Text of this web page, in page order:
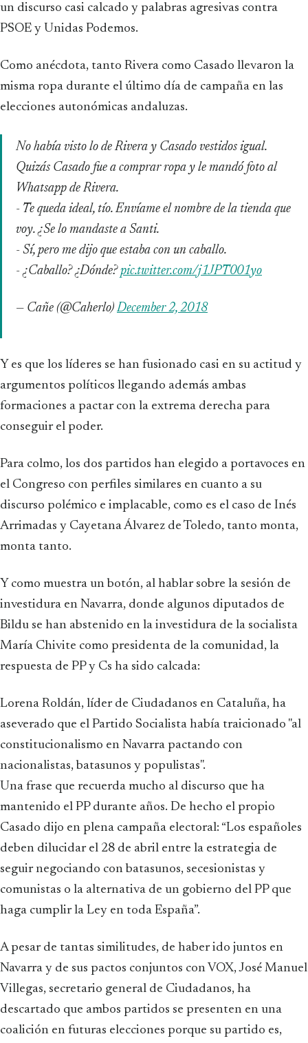
un discurso casi calcado y palabras agresivas contra
PSOE y Unidas Podemos.
Como anécdota, tanto Rivera como Casado llevaron la
misma ropa durante el último día de campaña en las
elecciones autonómicas andaluzas.
No había visto lo de Rivera y Casado vestidos igual.
Quizás Casado fue a comprar ropa y le mandó foto al
Whatsapp de Rivera.
- Te queda ideal, tío. Envíame el nombre de la tienda que
voy. ¿Se lo mandaste a Santi.
- Sí, pero me dijo que estaba con un caballo.
- ¿Caballo? ¿Dónde?pic.twitter.com/j1JPT001yo
— Cañe (@Caherlo)December 2, 2018
Y es que los líderes se han fusionado casi en su actitud y
argumentos políticos llegando además ambas
formaciones a pactar con la extrema derecha para
conseguir el poder.
Para colmo, los dos partidos han elegido a portavoces en
el Congreso con perfiles similares en cuanto a su
discurso polémico e implacable, como es el caso de Inés
Arrimadas y Cayetana Álvarez de Toledo, tanto monta,
monta tanto.
Y como muestra un botón, al hablar sobre la sesión de
investidura en Navarra, donde algunos diputados de
Bildu se han abstenido en la investidura de la socialista
María Chivite como presidenta de la comunidad, la
respuesta de PP y Cs ha sido calcada:
Lorena Roldán, líder de Ciudadanos en Cataluña, ha
aseverado que el Partido Socialista había traicionado "al
constitucionalismo en Navarra pactando con
nacionalistas, batasunos y populistas".
Una frase que recuerda mucho al discurso que ha
mantenido el PP durante años. De hecho el propio
Casado dijo en plena campaña electoral: “Los españoles
deben dilucidar el 28 de abril entre la estrategia de
seguir negociando con batasunos, secesionistas y
comunistas o la alternativa de un gobierno del PP que
haga cumplir la Ley en toda España”.
A pesar de tantas similitudes, de haber ido juntos en
Navarra y de sus pactos conjuntos con VOX, José Manuel
Villegas, secretario general de Ciudadanos, ha
descartado que ambos partidos se presenten en una
coalición en futuras elecciones porque su partido es,